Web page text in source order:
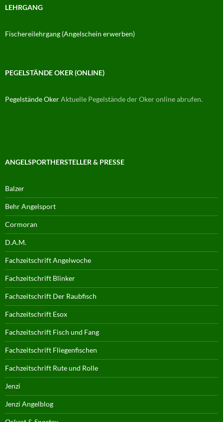
LEHRGANG
Fischereilehrgang (Angelschein erwerben)
PEGELSTÄNDE OKER (ONLINE)
Pegelstände OkerAktuelle Pegelstände der Oker online abrufen.
ANGELSPORTHERSTELLER & PRESSE
Balzer
Behr Angelsport
Cormoran
D.A.M.
Fachzeitschrift Angelwoche
Fachzeitschrift Blinker
Fachzeitschrift Der Raubfisch
Fachzeitschrift Esox
Fachzeitschrift Fisch und Fang
Fachzeitschrift Fliegenfischen
Fachzeitschrift Rute und Rolle
Jenzi
Jenzi Angelblog